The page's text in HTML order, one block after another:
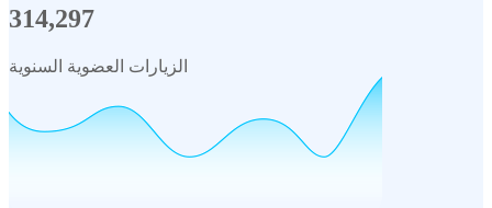
314,297
الزيارات العضوية السنوية